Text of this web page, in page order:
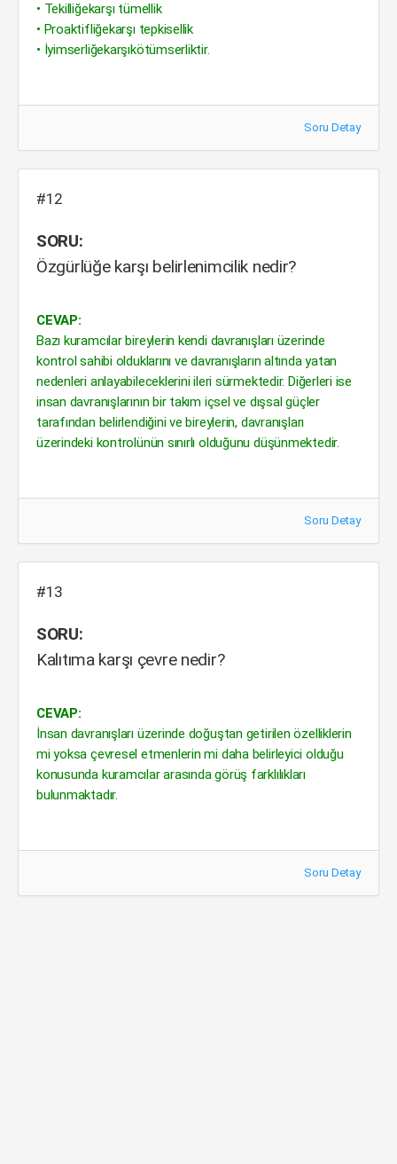
• Tekilliğekarşı tümellik
• Proaktifliğekarşı tepkisellik
• İyimserliğekarşıkötümserliktir.
Soru Detay
#12
SORU:
Özgürlüğe karşı belirlenimcilik nedir?
CEVAP:
Bazı kuramcılar bireylerin kendi davranışları üzerinde
kontrol sahibi olduklarını ve davranışların altında yatan
nedenleri anlayabileceklerini ileri sürmektedir. Diğerleri ise
insan davranışlarının bir takım içsel ve dışsal güçler
tarafından belirlendiğini ve bireylerin, davranışları
üzerindeki kontrolünün sınırlı olduğunu düşünmektedir.
Soru Detay
#13
SORU:
Kalıtıma karşı çevre nedir?
CEVAP:
İnsan davranışları üzerinde doğuştan getirilen özelliklerin
mi yoksa çevresel etmenlerin mi daha belirleyici olduğu
konusunda kuramcılar arasında görüş farklılıkları
bulunmaktadır.
Soru Detay